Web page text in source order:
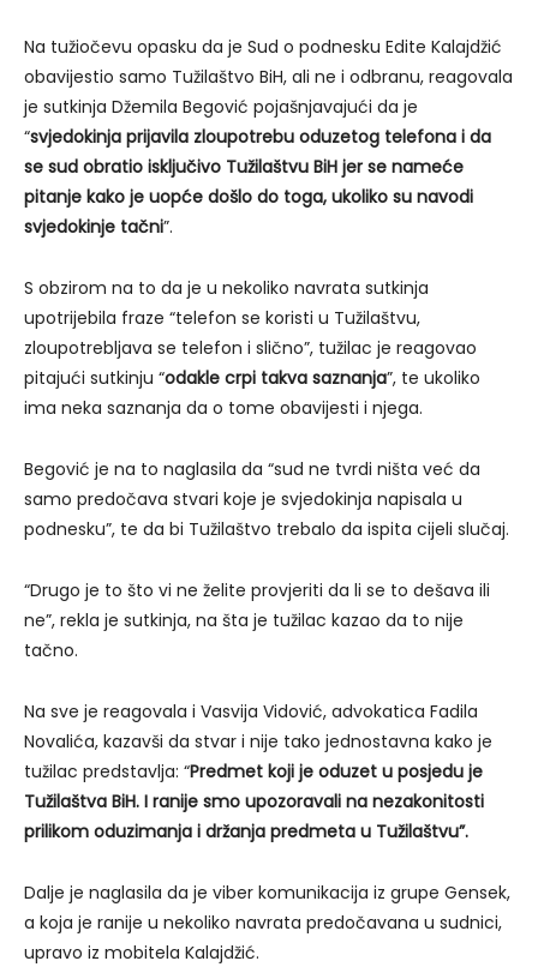
Na tužiočevu opasku da je Sud o podnesku Edite Kalajdžić
obavijestio samo Tužilaštvo BiH, ali ne i odbranu, reagovala
je sutkinja Džemila Begović pojašnjavajući da je
“svjedokinja prijavila zloupotrebu oduzetog telefona i da
se sud obratio isključivo Tužilaštvu BiH jer se nameće
pitanje kako je uopće došlo do toga, ukoliko su navodi
svjedokinje tačni”.
S obzirom na to da je u nekoliko navrata sutkinja
upotrijebila fraze “telefon se koristi u Tužilaštvu,
zloupotrebljava se telefon i slično”, tužilac je reagovao
pitajući sutkinju “odakle crpi takva saznanja”, te ukoliko
ima neka saznanja da o tome obavijesti i njega.
Begović je na to naglasila da “sud ne tvrdi ništa već da
samo predočava stvari koje je svjedokinja napisala u
podnesku”, te da bi Tužilaštvo trebalo da ispita cijeli slučaj.
“Drugo je to što vi ne želite provjeriti da li se to dešava ili
ne”, rekla je sutkinja, na šta je tužilac kazao da to nije
tačno.
Na sve je reagovala i Vasvija Vidović, advokatica Fadila
Novalića, kazavši da stvar i nije tako jednostavna kako je
tužilac predstavlja: “Predmet koji je oduzet u posjedu je
Tužilaštva BiH. I ranije smo upozoravali na nezakonitosti
prilikom oduzimanja i držanja predmeta u Tužilaštvu”.
Dalje je naglasila da je viber komunikacija iz grupe Gensek,
a koja je ranije u nekoliko navrata predočavana u sudnici,
upravo iz mobitela Kalajdžić.